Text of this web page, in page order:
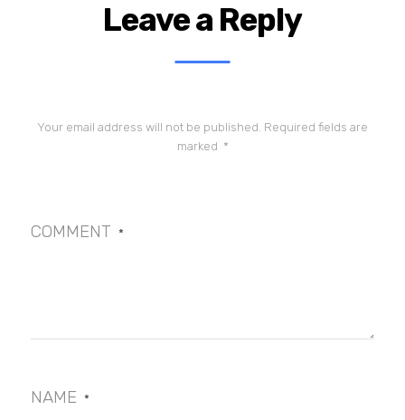
Leave a Reply
Your email address will not be published. Required fields are
marked *
COMMENT *
NAME *